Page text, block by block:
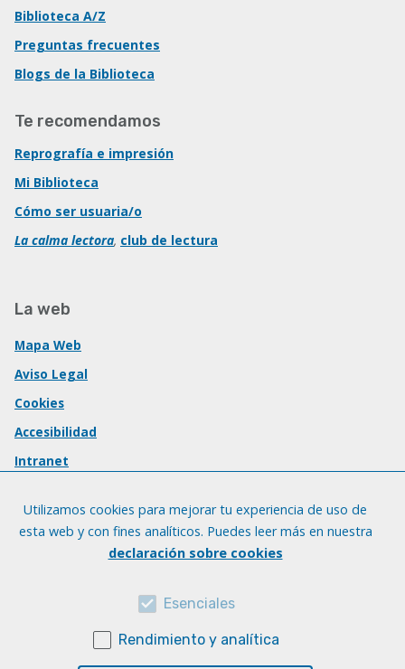
Biblioteca A/Z
Preguntas frecuentes
Blogs de la Biblioteca
Te recomendamos
Reprografía e impresión
Mi Biblioteca
Cómo ser usuaria/o
La calma lectora, club de lectura
La web
Mapa Web
Aviso Legal
Cookies
Accesibilidad
Intranet
Utilizamos cookies para mejorar tu experiencia de uso de
esta web y con fines analíticos. Puedes leer más en nuestra
declaración sobre cookies
Esenciales
Rendimiento y analítica